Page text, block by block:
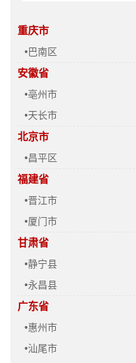
重庆市
•巴南区
安徽省
•亳州市
•天长市
北京市
•昌平区
福建省
•晋江市
•厦门市
甘肃省
•静宁县
•永昌县
广东省
•惠州市
•汕尾市